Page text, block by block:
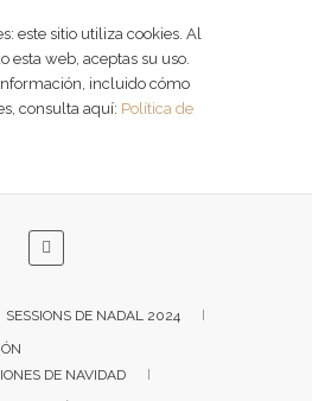
este sitio utiliza cookies. Al
esta web, aceptas su uso.
incluido cómo
consulta aquí: Política de
SESSIONS DE NADAL 2024
DE NAVIDAD